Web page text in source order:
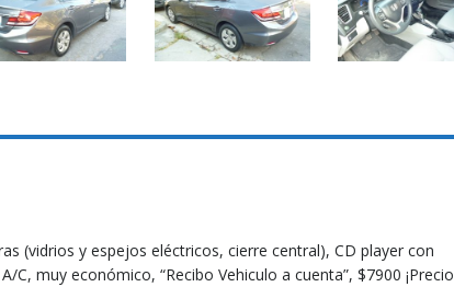
(vidrios y espejos eléctricos, cierre central), CD player con
muy económico, “Recibo Vehiculo a cuenta”, $7900 ¡Precio